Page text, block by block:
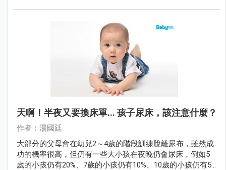
天啊！半夜又要換床單... 孩子尿床，該注意什麼？
作者：湯國廷
大部分的父母會在幼兒2～4歲的階段訓練脫離尿布，雖然成
功的機率很高，但仍有一些大小孩在夜晚仍會尿床，例如5
歲的小孩仍有20%、7歲的小孩仍有10%、10歲的小孩仍有5%